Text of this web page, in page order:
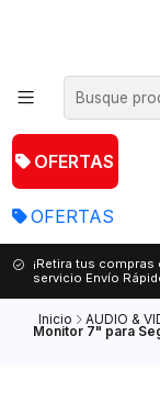
OFERTAS
OFERTAS
¡Retira tus
servicio Envío
Inicio AUDIO &
Monitor 7" para